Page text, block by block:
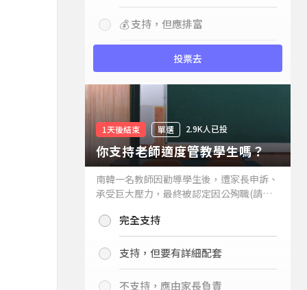
💰 支持，但應排富
投票去
1天後結束 單選 2.9K人已投
你支持老師適度管教學生嗎？
南韓一名教師因勸導學生後，遭家長申訴、
承受巨大壓力，最終被認定因公殉職(請見
你支持老師適度管教學生嗎？
完全支持
支持，但要有詳細配套
不支持，應由家長負責